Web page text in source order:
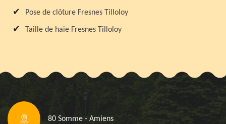
Pose de clôture Fresnes Tilloloy
Taille de haie Fresnes Tilloloy
80 Somme - Amiens